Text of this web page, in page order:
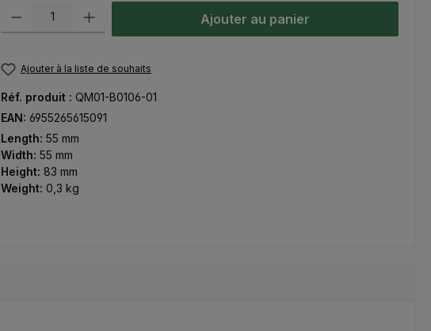
Quantité de produit : Entrez la quantité souhaitée ou utilisez les boutons pour
Ajouter au panier
Ajouter à la liste de souhaits
Réf. produit : QM01-B0106-01
EAN: 6955265615091
Length: 55 mm
Width: 55 mm
Height: 83 mm
Weight: 0,3 kg